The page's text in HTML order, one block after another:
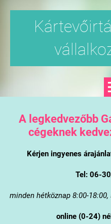
A legkedvezőbb
cégeknek
Kérjen ingyenes
Tel: 06-
minden hétköznap 8:00-
online (0-24)